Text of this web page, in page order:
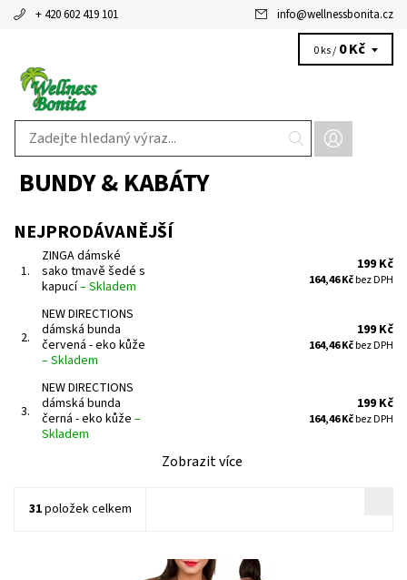
+ 420 602 419 101 info@wellnessbonita.cz
0 ks / 0 Kč
BUNDY & KABÁTY
NEJPRODÁVANĚJŠÍ
1.
ZINGA dámské
sako tmavě šedé s
kapucí–Skladem
199 Kč
164,46 Kčbez DPH
2.
NEW DIRECTIONS
dámská bunda
červená - eko kůže
–Skladem
199 Kč
164,46 Kčbez DPH
3.
NEW DIRECTIONS
dámská bunda
černá - eko kůže –
Skladem
199 Kč
164,46 Kčbez DPH
Zobrazit více
31položek celkem